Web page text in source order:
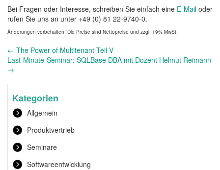
Bei Fragen oder Interesse, schreiben Sie einfach eine E-Mail oder
rufen Sie uns an unter +49 (0) 81 22-9740-0.
Änderungen vorbehalten! Die Preise sind Nettopreise und zzgl. 19% MwSt.
Andere
Nachrichten
← The Power of Multitenant Teil V
Last-Minute-Seminar: SQLBase DBA mit Dozent Helmut Reimann
→
Kategorien
Allgemein
Produktvertrieb
Seminare
Softwareentwicklung